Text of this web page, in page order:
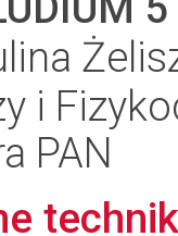
i
PAN